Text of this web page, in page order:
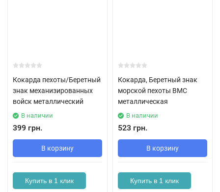
Кокарда пехоты/Беретный
знак механизированных
войск металлический
В наличии
399 грн.
В корзину
Купить в 1 клик
Кокарда, Беретный знак
морской пехоты ВМС
металлическая
В наличии
523 грн.
В корзину
Купить в 1 клик